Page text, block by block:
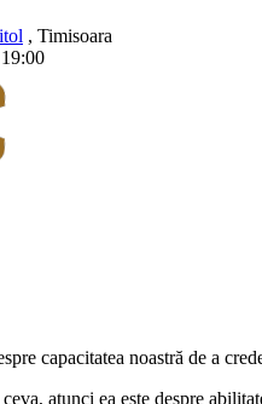
, Timisoara
capacitatea noastră de a
ceva, atunci ea este despre